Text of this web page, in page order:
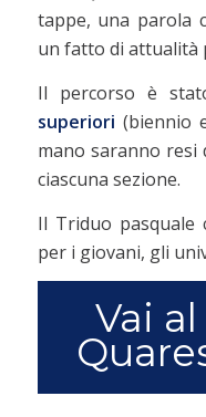
tappe, una parola
un fatto di attualità
Il percorso è
superiori (biennio
mano saranno
ciascuna sezione.
Il Triduo pasquale
per i giovani, gli
Vai